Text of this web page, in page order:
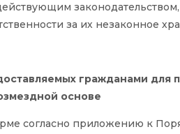
за их незаконное
гражданами
основе
согласно приложению к